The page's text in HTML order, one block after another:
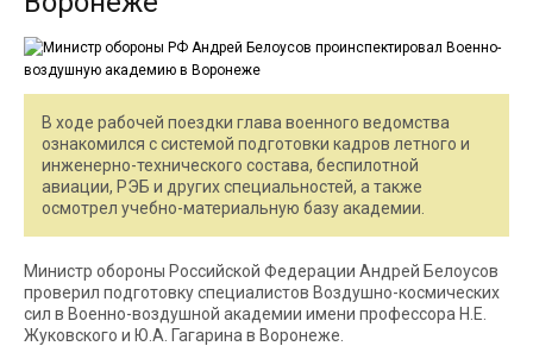
В ходе рабочей поездки глава военного ведомства
ознакомился с системой подготовки кадров летного и
инженерно-технического состава, беспилотной
авиации, РЭБ и других специальностей, а также
осмотрел учебно-материальную базу академии.
Министр обороны Российской Федерации Андрей Белоусов
проверил подготовку специалистов Воздушно-космических
сил в Военно-воздушной академии имени профессора Н.Е.
Жуковского и Ю.А. Гагарина в Воронеже.